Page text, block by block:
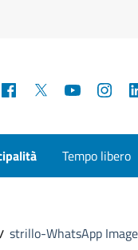
Facebook YouTube
Tempo libero
strillo-WhatsApp